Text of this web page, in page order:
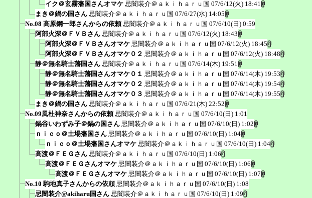
イク＠玄霧藩国さんオマケ 忌闇装介＠ａｋｉｈａｒｕ国 07/6/12(火) 18:41
まき＠鍋の国さん 忌闇装介＠ａｋｉｈａｒｕ国 07/6/27(水) 14:05
No.08 高原鋼一郎さんからの依頼 忌闇装介＠ａｋｉｈａｒｕ国 07/6/10(日) 0:59
阿部火深＠ＦＶＢさん 忌闇装介＠ａｋｉｈａｒｕ国 07/6/12(火) 18:43
阿部火深＠ＦＶＢさんオマケ 忌闇装介＠ａｋｉｈａｒｕ国 07/6/12(火) 18:45
阿部火深＠ＦＶＢさんオマケ０２ 忌闇装介＠ａｋｉｈａｒｕ国 07/6/12(火) 18:48
静＠無名騎士藩国さん 忌闇装介＠ａｋｉｈａｒｕ国 07/6/14(木) 19:51
静＠無名騎士藩国さんオマケ０１ 忌闇装介＠ａｋｉｈａｒｕ国 07/6/14(木) 19:53
静＠無名騎士藩国さんオマケ０２ 忌闇装介＠ａｋｉｈａｒｕ国 07/6/14(木) 19:54
静＠無名騎士藩国さんオマケ０３ 忌闇装介＠ａｋｉｈａｒｕ国 07/6/14(木) 19:55
まき＠鍋の国さん 忌闇装介＠ａｋｉｈａｒｕ国 07/6/21(木) 22:52
No.09風杜神奈さんからの依頼 忌闇装介＠ａｋｉｈａｒｕ国 07/6/10(日) 1:01
鍋谷いわずみ子＠鍋の国さん 忌闇装介＠ａｋｉｈａｒｕ国 07/6/10(日) 1:02
ｎｉｃｏ＠土場藩国さん 忌闇装介＠ａｋｉｈａｒｕ国 07/6/10(日) 1:04
ｎｉｃｏ＠土場藩国さんオマケ 忌闇装介＠ａｋｉｈａｒｕ国 07/6/10(日) 1:04
高渡＠ＦＥＧさん 忌闇装介＠ａｋｉｈａｒｕ国 07/6/10(日) 1:06
高渡＠ＦＥＧさんオマケ 忌闇装介＠ａｋｉｈａｒｕ国 07/6/10(日) 1:06
高渡＠ＦＥＧさんオマケ 忌闇装介＠ａｋｉｈａｒｕ国 07/6/10(日) 1:07
No.10 駒地真子さんからの依頼 忌闇装介＠ａｋｉｈａｒｕ国 07/6/10(日) 1:08
忌闇装介@akiharu国さん 忌闇装介＠ａｋｉｈａｒｕ国 07/6/10(日) 1:09